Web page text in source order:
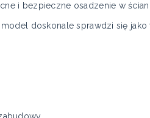
i bezpieczne osadzenie w
doskonale sprawdzi się